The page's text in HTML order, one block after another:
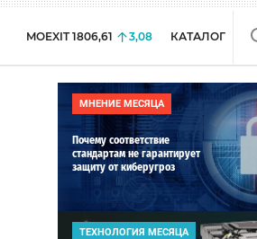
MOEXIT 1806,61 3,08 КАТАЛОГ
МНЕНИЕ МЕСЯЦА
Почему соответствие
стандартам не гарантирует
защиту от киберугроз
ТЕХНОЛОГИЯ МЕСЯЦА